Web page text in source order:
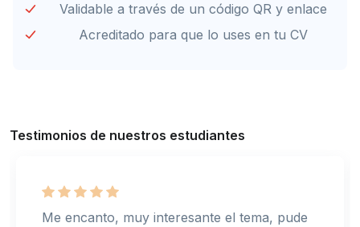
Validable a través de un código QR y enlace
Acreditado para que lo uses en tu CV
Testimonios de nuestros estudiantes
Me encanto, muy interesante el tema, pude